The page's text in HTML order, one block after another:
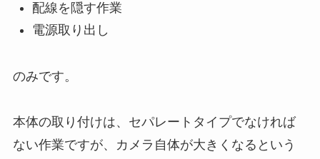
配線を隠す作業
電源取り出し
のみです。
本体の取り付けは、セパレートタイプでなければ
ない作業ですが、カメラ自体が大きくなるという